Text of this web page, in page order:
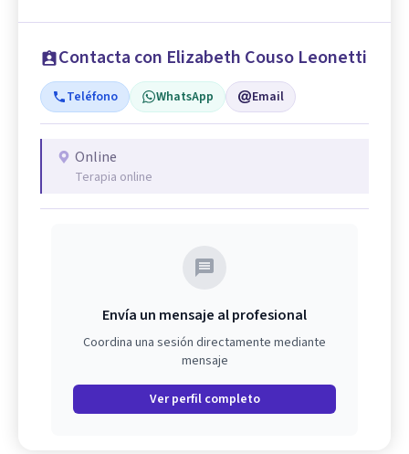
Contacta con Elizabeth Couso Leonetti
Teléfono WhatsApp Email
Online
Terapia online
Envía un mensaje al profesional
Coordina una sesión directamente mediante
mensaje
Ver perfil completo